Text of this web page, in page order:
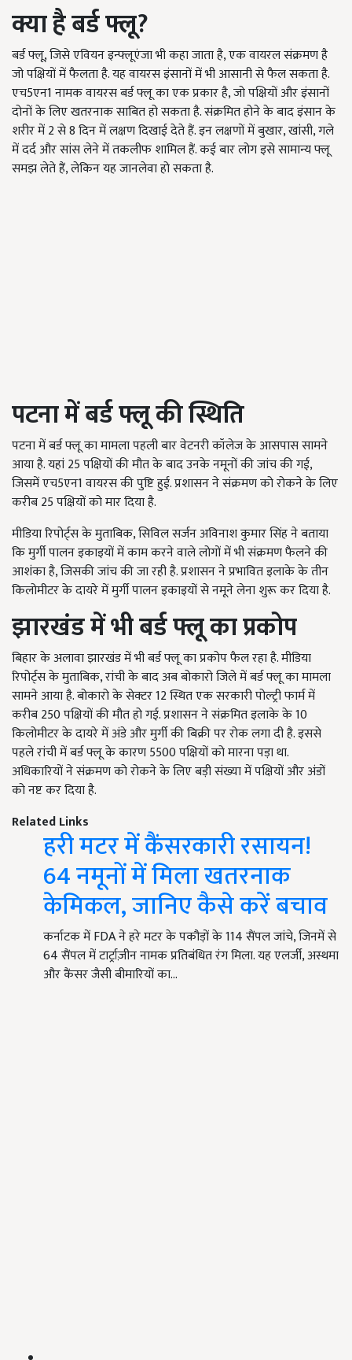
क्या है बर्ड फ्लू?
बर्ड फ्लू, जिसे एवियन इन्फ्लूएंजा भी कहा जाता है, एक वायरल संक्रमण है
जो पक्षियों में फैलता है. यह वायरस इंसानों में भी आसानी से फैल सकता है.
एच5एन1 नामक वायरस बर्ड फ्लू का एक प्रकार है, जो पक्षियों और इंसानों
दोनों के लिए खतरनाक साबित हो सकता है. संक्रमित होने के बाद इंसान के
शरीर में 2 से 8 दिन में लक्षण दिखाई देते हैं. इन लक्षणों में बुखार, खांसी, गले
में दर्द और सांस लेने में तकलीफ शामिल हैं. कई बार लोग इसे सामान्य फ्लू
समझ लेते हैं, लेकिन यह जानलेवा हो सकता है.
पटना में बर्ड फ्लू की स्थिति
पटना में बर्ड फ्लू का मामला पहली बार वेटनरी कॉलेज के आसपास सामने
आया है. यहां 25 पक्षियों की मौत के बाद उनके नमूनों की जांच की गई,
जिसमें एच5एन1 वायरस की पुष्टि हुई. प्रशासन ने संक्रमण को रोकने के लिए
करीब 25 पक्षियों को मार दिया है.
मीडिया रिपोर्ट्स के मुताबिक, सिविल सर्जन अविनाश कुमार सिंह ने बताया
कि मुर्गी पालन इकाइयों में काम करने वाले लोगों में भी संक्रमण फैलने की
आशंका है, जिसकी जांच की जा रही है. प्रशासन ने प्रभावित इलाके के तीन
किलोमीटर के दायरे में मुर्गी पालन इकाइयों से नमूने लेना शुरू कर दिया है.
झारखंड में भी बर्ड फ्लू का प्रकोप
बिहार के अलावा झारखंड में भी बर्ड फ्लू का प्रकोप फैल रहा है. मीडिया
रिपोर्ट्स के मुताबिक, रांची के बाद अब बोकारो जिले में बर्ड फ्लू का मामला
सामने आया है. बोकारो के सेक्टर 12 स्थित एक सरकारी पोल्ट्री फार्म में
करीब 250 पक्षियों की मौत हो गई. प्रशासन ने संक्रमित इलाके के 10
किलोमीटर के दायरे में अंडे और मुर्गी की बिक्री पर रोक लगा दी है. इससे
पहले रांची में बर्ड फ्लू के कारण 5500 पक्षियों को मारना पड़ा था.
अधिकारियों ने संक्रमण को रोकने के लिए बड़ी संख्या में पक्षियों और अंडों
को नष्ट कर दिया है.
Related Links
हरी मटर में कैंसरकारी रसायन!
64 नमूनों में मिला खतरनाक
केमिकल, जानिए कैसे करें बचाव
कर्नाटक में FDA ने हरे मटर के पकौड़ों के 114 सैंपल जांचे, जिनमें से
64 सैंपल में टार्ट्राज़ीन नामक प्रतिबंधित रंग मिला. यह एलर्जी, अस्थमा
और कैंसर जैसी बीमारियों का…